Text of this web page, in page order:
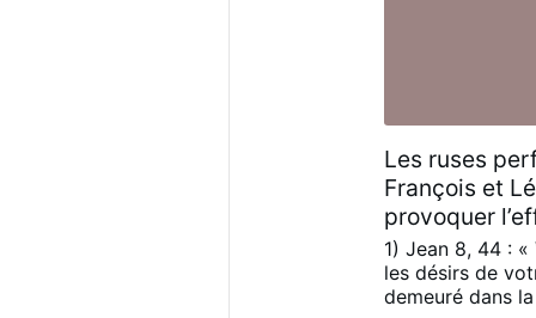
Les ruses
François et
provoquer
1) Jean 8, 44 :
les désirs de
demeuré dans